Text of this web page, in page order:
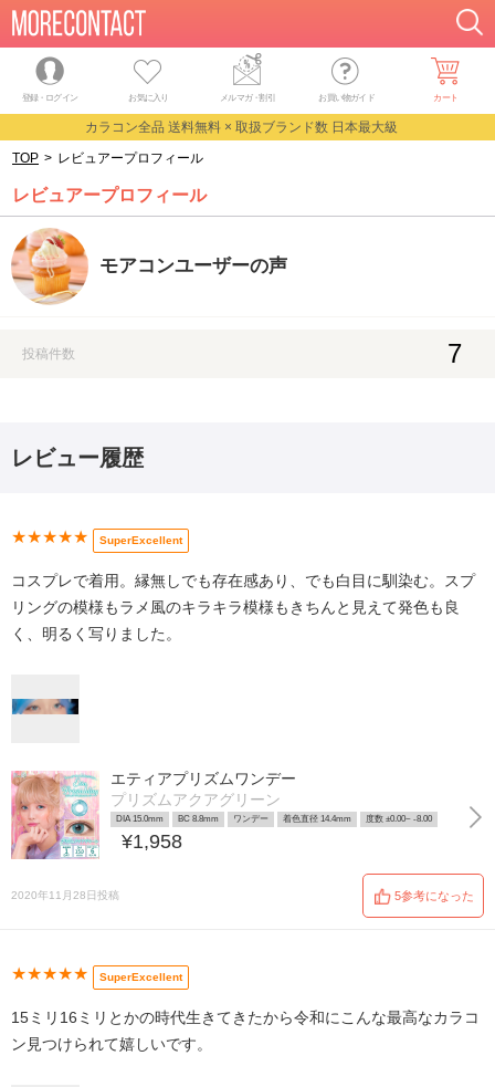
登録・ログイン お気に入り メルマガ・割引 お買い物ガイド カート
カラコン全品 送料無料 × 取扱ブランド数 日本最大級
TOP > レビュアープロフィール
レビュアープロフィール
モアコンユーザーの声
投稿件数 7
レビュー履歴
★★★★★ SuperExcellent
コスプレで着用。縁無しでも存在感あり、でも白目に馴染む。スプ
リングの模様もラメ風のキラキラ模様もきちんと見えて発色も良
く、明るく写りました。
エティアプリズムワンデー
プリズムアクアグリーン
DIA 15.0mm BC 8.8mm ワンデー 着色直径 14.4mm 度数 ±0.00~ -8.00
¥1,958
2020年11月28日投稿 5参考になった
★★★★★ SuperExcellent
15ミリ16ミリとかの時代生きてきたから令和にこんな最高なカラコ
ン見つけられて嬉しいです。